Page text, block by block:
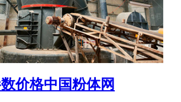
价格中国粉体网